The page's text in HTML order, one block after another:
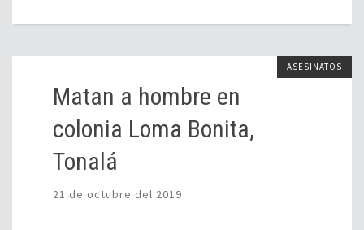
ASESINATOS
Matan a hombre en
colonia Loma Bonita,
Tonalá
21 de octubre del 2019